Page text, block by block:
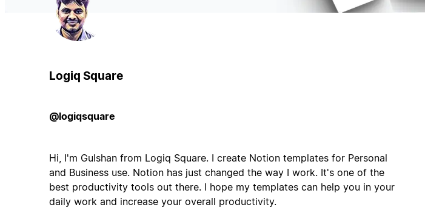
Logiq Square
@logiqsquare
Hi, I'm Gulshan from Logiq Square. I create Notion templates for Personal
and Business use. Notion has just changed the way I work. It's one of the
best productivity tools out there. I hope my templates can help you in your
daily work and increase your overall productivity.